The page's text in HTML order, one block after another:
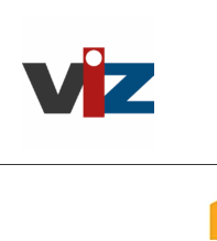
springen